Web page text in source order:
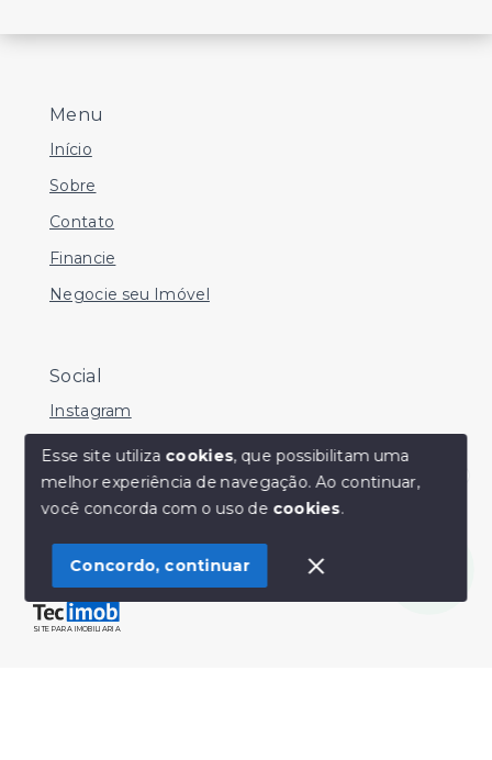
Olá! Estamos disponíveis para te ajudar.
Menu
Início
Sobre
Contato
Financie
Negocie seu Imóvel
Social
Instagram
Facebook
Youtube
© Copyright 2026 - Sérgio Silveira Imóveis - Todos os
direitos reservados
SITE PARA IMOBILIARIA
Esse site utiliza cookies, que possibilitam uma
melhor experiência de navegação.Ao continuar,
você concorda com o uso de cookies.
Concordo, continuar